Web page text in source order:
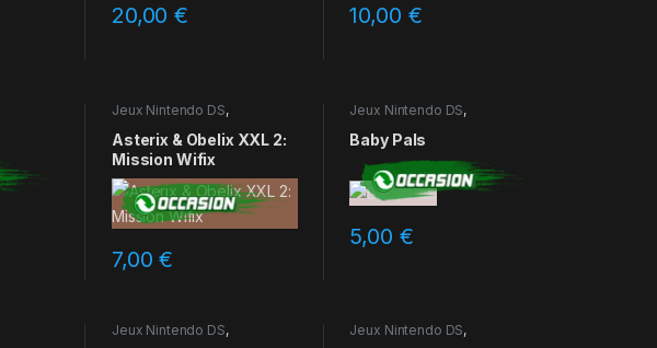
20,00€ 10,00 €
Jeux Nintendo DS,
Asterix & Obelix XXL 2:
Mission Wifix
7,00€
Jeux Nintendo DS,
Baby Pals
5,00 €
Jeux Nintendo DS,
Jeux Nintendo DS,